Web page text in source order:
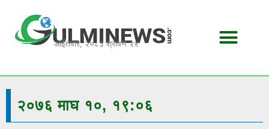
content
आईतवार, २०८३ श्रावण २४
२०७६ माघ १०, १९:०६